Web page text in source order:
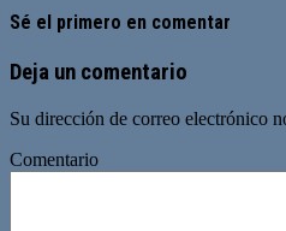
Sé el primero en comentar
Deja un comentario
Su dirección de correo electrónico
Comentario